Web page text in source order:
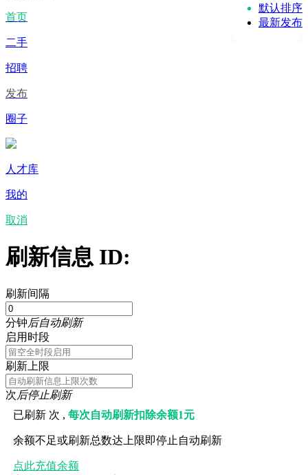
默认排序
最新发布
首页
二手
招聘
发布
圈子
人才库
我的
取消
刷新信息 ID:
刷新间隔
分钟后自动刷新
启用时段
刷新上限
次后停止刷新
已刷新 次 ,每次自动刷新扣除余额1元
余额不足或刷新总数达上限即停止自动刷新
点此充值余额